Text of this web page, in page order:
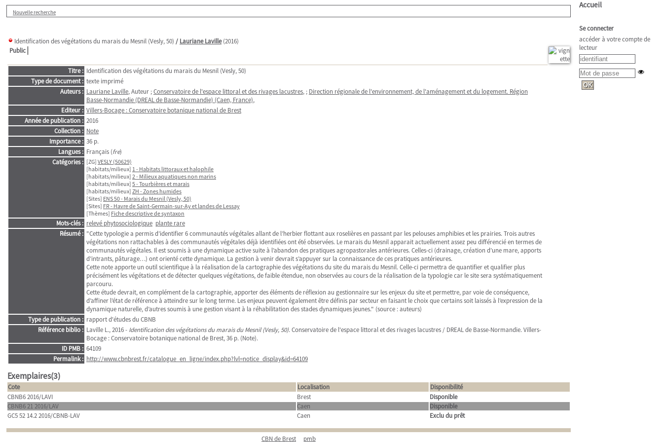
Nouvelle recherche
Identification des végétations du marais du Mesnil (Vesly, 50) / Lauriane Laville(2016)
Public
Titre : Identification des végétations du marais du Mesnil (Vesly, 50)
Type de document : texte imprimé
Auteurs : Lauriane Laville, Auteur ;Conservatoire de l'espace littoral et des rivages lacustres, ; Direction régionale de l'environnement, de l'aménagement et du logement. Région
Basse-Normandie (DREAL de Basse-Normandie) (Caen, France),
Editeur : Villers-Bocage : Conservatoire botanique national de Brest
Année de publication : 2016
Collection : Note
Importance : 36 p.
Langues : Français (fre)
Catégories : [ZG] VESLY (50629)
[habitats/milieux] 1 - Habitats littoraux et halophile
[habitats/milieux] 2 - Milieux aquatiques non marins
[habitats/milieux] 5 - Tourbières et marais
[habitats/milieux] ZH - Zones humides
[Sites] ENS 50 - Marais du Mesnil (Vesly, 50)
[Sites] FR - Havre de Saint-Germain-sur-Ay et landes de Lessay
[Thèmes] Fiche descriptive de syntaxon
Mots-clés : relevé phytosociologique plante rare
Résumé : "Cette typologie a permis d’identifier 6 communautés végétales allant de l’herbier flottant aux roselières en passant par les pelouses amphibies et les prairies. Trois autres
végétations non rattachables à des communautés végétales déjà identifiées ont été observées. Le marais du Mesnil apparait actuellement assez peu différencié en termes de
communautés végétales. Il est soumis à une dynamique active suite à l’abandon des pratiques agropastorales antérieures. Celles-ci (drainage, création d’une mare, apports
d’intrants, pâturage…) ont orienté cette dynamique. La gestion à venir devrait s’appuyer sur la connaissance de ces pratiques antérieures.
Cette note apporte un outil scientifique à la réalisation de la cartographie des végétations du site du marais du Mesnil. Celle-ci permettra de quantifier et qualifier plus
précisément les végétations et de détecter quelques végétations, de faible étendue, non observées au cours de la réalisation de la typologie car le site sera systématiquement
parcouru.
Cette étude devrait, en complément de la cartographie, apporter des éléments de réflexion au gestionnaire sur les enjeux du site et permettre, par voie de conséquence,
d’affiner l’état de référence à atteindre sur le long terme. Les enjeux peuvent également être définis par secteur en faisant le choix que certains soit laissés à l’expression de la
dynamique naturelle, d’autres soumis à une gestion visant à la réhabilitation des stades dynamiques jeunes." (source : auteurs)
Type de publication : rapport d'études du CBNB
Référence biblio : Laville L., 2016 - Identification des végétations du marais du Mesnil (Vesly, 50). Conservatoire de l'espace littoral et des rivages lacustres / DREAL de Basse-Normandie. Villers-
Bocage : Conservatoire botanique national de Brest, 36 p. (Note).
ID PMB : 64109
Permalink : http://www.cbnbrest.fr/catalogue_en_ligne/index.php?lvl=notice_display&id=64109
Exemplaires(3)
Cote Localisation
Disponibilité
CBNB6 2016/LAVI
Brest
Disponible
CBNB6 21 2016/LAV
Caen
Disponible
GC5 52 14.2 2016/CBNB-LAV
Caen Exclu du prêt
CBN de Brest pmb
Accueil
Se connecter
accéder à votre compte de
lecteur